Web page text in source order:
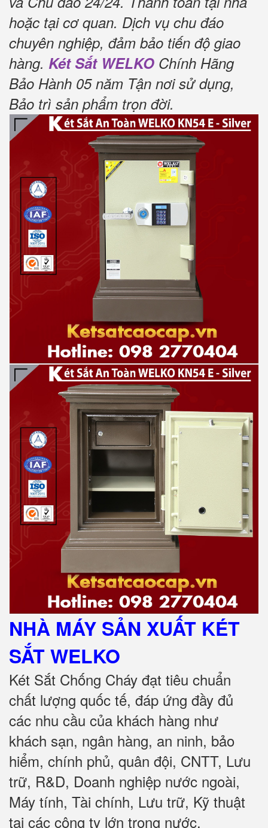
hoặc tại cơ quan. Dịch vụ chu đáo
chuyên nghiệp, đảm bảo tiến độ giao
hàng. Két Sắt WELKO Chính Hãng
Bảo Hành 05 năm Tận nơi sử dụng,
Bảo trì sản phẩm trọn đời.
NHÀ MÁY SẢN XUẤT KÉT
SẮTWELKO
Két Sắt Chống Cháy đạt tiêu chuẩn
chất lượng quốc tế, đáp ứng đầy đủ
các nhu cầu của khách hàng như
khách sạn, ngân hàng, an ninh, bảo
hiểm, chính phủ, quân đội, CNTT, Lưu
trữ, R&D, Doanh nghiệp nước ngoài,
Máy tính, Tài chính, Lưu trữ, Kỹ thuật
tại các công ty lớn trong nước.